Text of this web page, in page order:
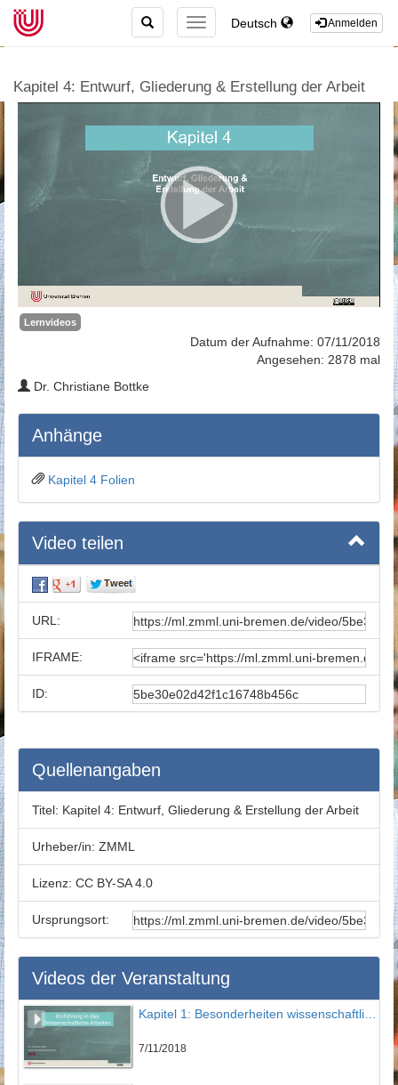
Anmelden
Deutsch
TOGGLE
NAVIGATION
TOGGLE
SEARCH
Kapitel 4: Entwurf, Gliederung & Erstellung der Arbeit
Lernvideos
Datum der Aufnahme: 07/11/2018
Angesehen: 2878 mal
Dr. Christiane Bottke
Anhänge
Kapitel 4 Folien
Video teilen
URL:
IFRAME:
ID:
Quellenangaben
Titel: Kapitel 4: Entwurf, Gliederung & Erstellung der Arbeit
Urheber/in: ZMML
Lizenz: CC BY-SA 4.0
Ursprungsort:
Videos der Veranstaltung
7/11/2018